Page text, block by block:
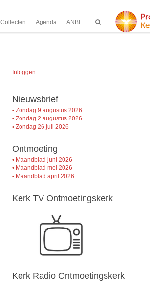
Collecten Agenda ANBI
Inloggen
Nieuwsbrief
•Zondag 9 augustus 2026
•Zondag 2 augustus 2026
•Zondag 26 juli 2026
Ontmoeting
• Maandblad juni 2026
• Maandblad mei 2026
• Maandblad april 2026
Kerk TV Ontmoetingskerk
Kerk Radio Ontmoetingskerk